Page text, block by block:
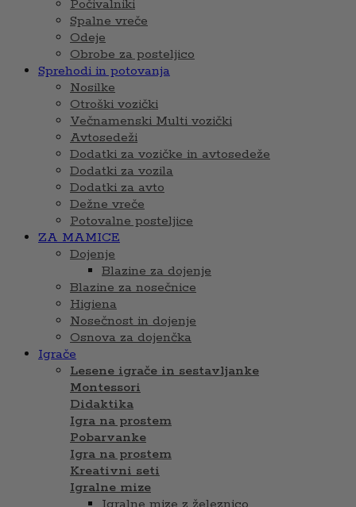
Počivalniki
Spalne vreče
Odeje
Obrobe za posteljico
Sprehodi in potovanja
Nosilke
Otroški vozički
Večnamenski Multi vozički
Avtosedeži
Dodatki za vozičke in avtosedeže
Dodatki za vozila
Dodatki za avto
Dežne vreče
Potovalne posteljice
ZA MAMICE
Dojenje
Blazine za dojenje
Blazine za nosečnice
Higiena
Nosečnost in dojenje
Osnova za dojenčka
Igrače
Lesene igrače in sestavljanke
Montessori
Didaktika
Igra na prostem
Pobarvanke
Igra na prostem
Kreativni seti
Igralne mize